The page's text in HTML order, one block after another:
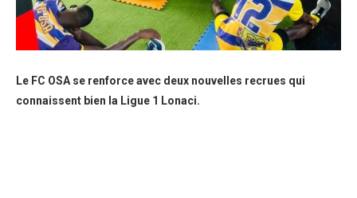
Le FC OSA se renforce avec deux nouvelles recrues qui
connaissent bien la Ligue 1 Lonaci.